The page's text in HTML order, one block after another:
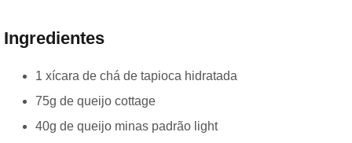
Ingredientes
1 xícara de chá de tapioca hidratada
75g de queijo cottage
40g de queijo minas padrão light